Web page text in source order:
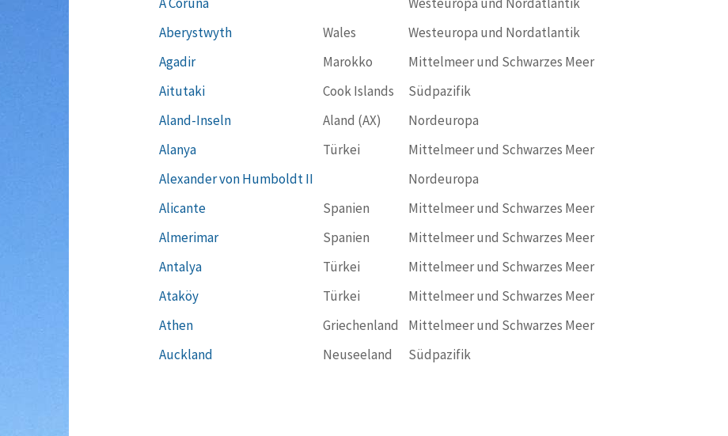
Aberystwyth
Wales
Westeuropa und Nordatlantik
Agadir
Marokko
Mittelmeer und Schwarzes Meer
Aitutaki
Cook Islands
Südpazifik
Aland-Inseln
Aland (AX)
Nordeuropa
Alanya
Türkei
Mittelmeer und Schwarzes Meer
Alexander von Humboldt II
Nordeuropa
Alicante
Spanien
Mittelmeer und Schwarzes Meer
Almerimar
Spanien
Mittelmeer und Schwarzes Meer
Antalya
Türkei
Mittelmeer und Schwarzes Meer
Ataköy
Türkei
Mittelmeer und Schwarzes Meer
Athen
Griechenland
Mittelmeer und Schwarzes Meer
Auckland
Neuseeland Südpazifik